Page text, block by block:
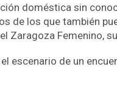
doméstica sin
de los que también
Zaragoza Femenino,
escenario de un